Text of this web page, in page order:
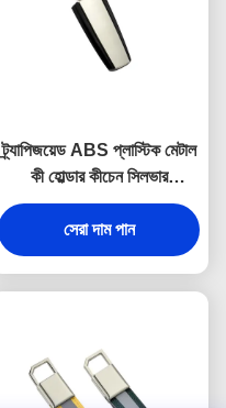
ট্র্যাপিজয়েড ABS প্লাস্টিক মেটাল
কী হোল্ডার কীচেন সিলভার
ইলেক্ট্রোপ্লেটিং
সেরা দাম পান